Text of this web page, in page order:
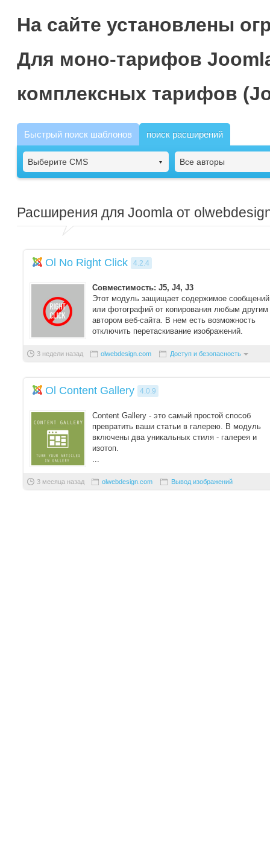
На сайте установлены
Для моно-тарифов
комплексных тарифов
Быстрый поиск шаблонов поиск расширений
Выберите CMS Все авторы
Расширения для Joomla от
Ol No Right Click 4.2.4
Совместимость: J5, J4, J3
Этот модуль защищает содержимое сообщений
или фотографий от копирования любым другим
автором веб-сайта. В нем есть возможность
отключить перетаскивание изображений.
3 недели назад olwebdesign.com Доступ и безопасность
Ol Content Gallery 4.0.9
Content Gallery - это самый простой способ
превратить ваши статьи в галерею. В модуль
включены два уникальных стиля - галерея и
изотоп.
...
3 месяца назад olwebdesign.com Вывод изображений